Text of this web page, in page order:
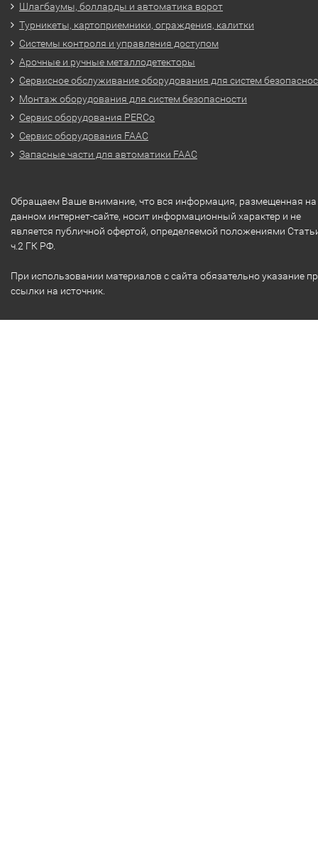
Шлагбаумы, болларды и автоматика ворот
Турникеты, картоприемники, ограждения, калитки
Системы контроля и управления доступом
Арочные и ручные металлодетекторы
Сервисное обслуживание оборудования для систем
Монтаж оборудования для систем безопасности
Сервис оборудования PERCo
Сервис оборудования FAAC
Запасные части для автоматики FAAC
Обращаем Ваше внимание, что вся информация, размещенная на
данном интернет-сайте, носит информационный характер и не
является публичной офертой, определяемой положениями
ч.2 ГК РФ.
При использовании материалов с сайта обязательно указание
ссылки на источник.